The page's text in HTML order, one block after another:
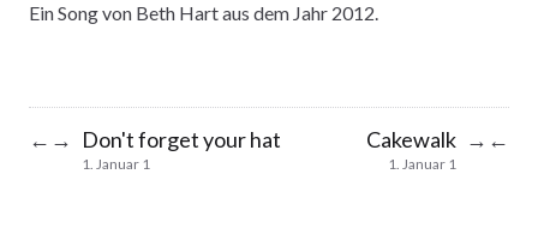
Ein Song von Beth Hart aus dem Jahr 2012.
← → Don't forget your hat
1. Januar 1
Cakewalk
1. Januar 1
→ ←